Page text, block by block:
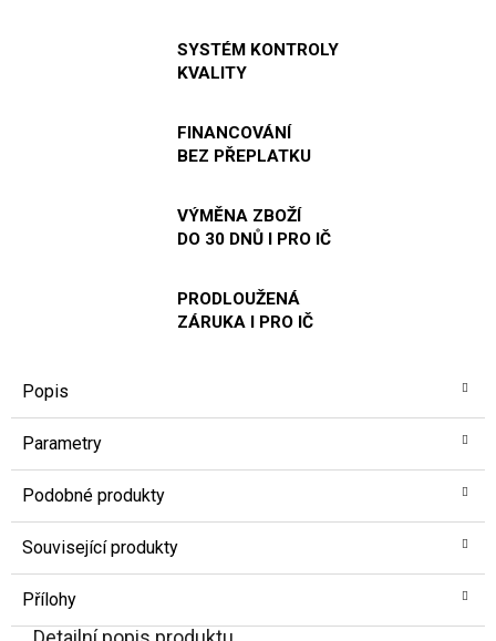
SYSTÉM KONTROLY
KVALITY
FINANCOVÁNÍ
BEZ PŘEPLATKU
VÝMĚNA ZBOŽÍ
DO 30 DNŮ I PRO IČ
PRODLOUŽENÁ
ZÁRUKA I PRO IČ
Popis
Parametry
Podobné produkty
Související produkty
Přílohy